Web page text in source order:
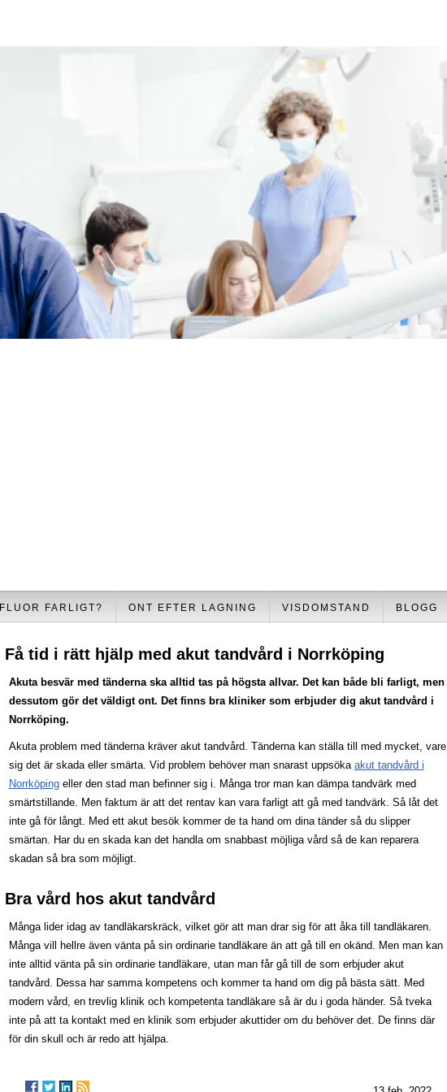
FLUOR FARLIGT? ONT EFTER LAGNING VISDOMSTAND BLOGG
Få tid i rätt hjälp med akut tandvård i Norrköping
Akuta besvär med tänderna ska alltid tas på högsta allvar. Det kan både bli farligt, men
dessutom gör det väldigt ont. Det finns bra kliniker som erbjuder dig akut tandvård i
Norrköping.
Akuta problem med tänderna kräver akut tandvård. Tänderna kan ställa till med mycket, vare
sig det är skada eller smärta. Vid problem behöver man snarast uppsöka akut tandvård i
Norrköpingeller den stad man befinner sig i. Många tror man kan dämpa tandvärk med
smärtstillande. Men faktum är att det rentav kan vara farligt att gå med tandvärk. Så låt det
inte gå för långt. Med ett akut besök kommer de ta hand om dina tänder så du slipper
smärtan. Har du en skada kan det handla om snabbast möjliga vård så de kan reparera
skadan så bra som möjligt.
Bra vård hos akut tandvård
Många lider idag av tandläkarskräck, vilket gör att man drar sig för att åka till tandläkaren.
Många vill hellre även vänta på sin ordinarie tandläkare än att gå till en okänd. Men man kan
inte alltid vänta på sin ordinarie tandläkare, utan man får gå till de som erbjuder akut
tandvård. Dessa har samma kompetens och kommer ta hand om dig på bästa sätt. Med
modern vård, en trevlig klinik och kompetenta tandläkare så är du i goda händer. Så tveka
inte på att ta kontakt med en klinik som erbjuder akuttider om du behöver det. De finns där
för din skull och är redo att hjälpa.